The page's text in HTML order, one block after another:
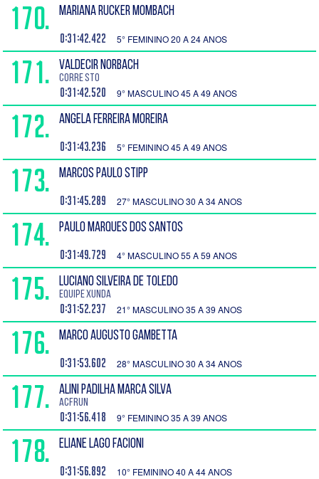
170. MARIANA RUCKER MOMBACH
0:31:42.422 5° FEMININO 20 A 24 ANOS
171. VALDECIR NORBACH
Corre sto
0:31:42.520 9° MASCULINO 45 A 49 ANOS
172. ANGELA FERREIRA MOREIRA
0:31:43.236 5° FEMININO 45 A 49 ANOS
173. MARCOS PAULO STIPP
0:31:45.289 27° MASCULINO 30 A 34 ANOS
174. PAULO MARQUES DOS SANTOS
0:31:49.729 4° MASCULINO 55 A 59 ANOS
175. LUCIANO SILVEIRA DE TOLEDO
EQUIPE XUNDA
0:31:52.237 21° MASCULINO 35 A 39 ANOS
176. MARCO AUGUSTO GAMBETTA
0:31:53.602 28° MASCULINO 30 A 34 ANOS
177. ALINI PADILHA MARCA SILVA
ACFRUN
0:31:56.418 9° FEMININO 35 A 39 ANOS
178. ELIANE LAGO FACIONI
0:31:56.892 10° FEMININO 40 A 44 ANOS